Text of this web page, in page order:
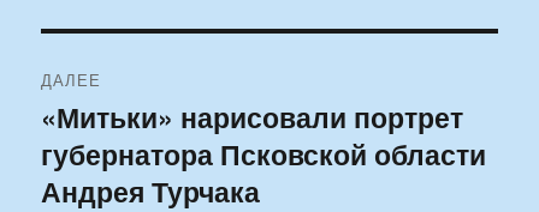
ДАЛЕЕ
Следующая
запись:
«Митьки» нарисовали портрет
губернатора Псковской области
Андрея Турчака